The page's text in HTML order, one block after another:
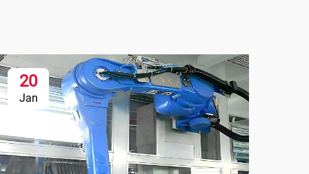
20
Jan